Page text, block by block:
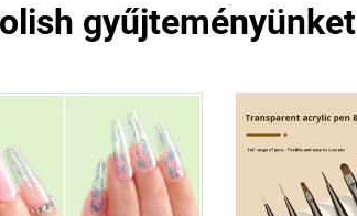
gyűjteményünket